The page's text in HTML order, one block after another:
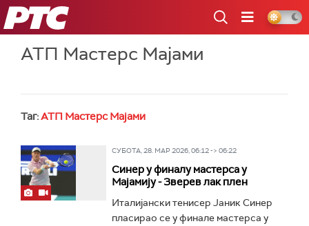
РТС
АТП Мастерс Мајами
Таг:АТП Мастерс Мајами
СУБОТА, 28. МАР 2026, 06:12 -> 06:22
Синер у финалу мастерса у
Мајамију - Зверев лак плен
Италијански тенисер Јаник Синер
пласирао се у финале мастерса у